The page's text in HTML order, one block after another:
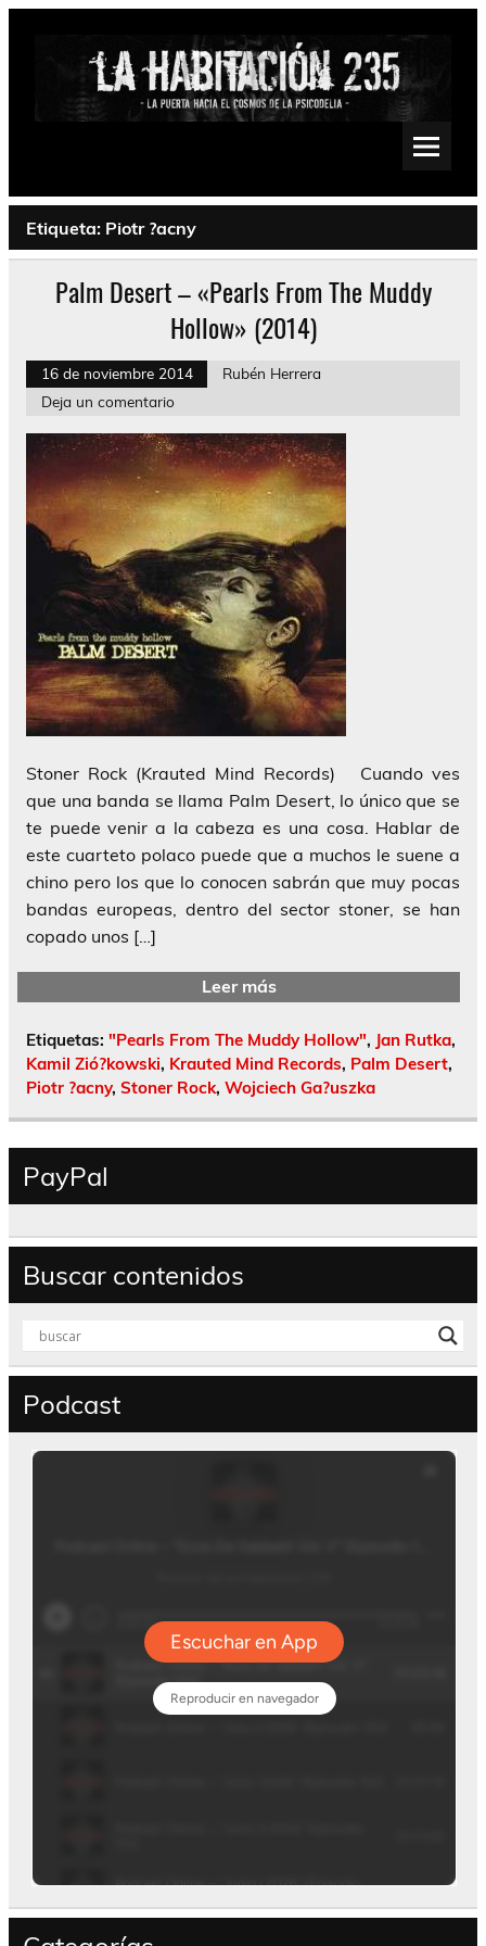
Saltar
Psychedelic, Stoner, Doom, Sludge, Fuzz, Space, Drone
Etiqueta: Piotr ?acny
Palm Desert – «Pearls From The Muddy
Hollow» (2014)
16 de noviembre 2014
Rubén Herrera
Deja un comentario
Stoner Rock (Krauted Mind Records) Cuando ves
que una banda se llama Palm Desert, lo único que se
te puede venir a la cabeza es una cosa. Hablar de
este cuarteto polaco puede que a muchos le suene a
chino pero los que lo conocen sabrán que muy pocas
bandas europeas, dentro del sector stoner, se han
copado unos […]
Leer más
Etiquetas: "Pearls From The Muddy Hollow", Jan Rutka,
Kamil Zió?kowski, Krauted Mind Records, Palm Desert,
Piotr ?acny, Stoner Rock, Wojciech Ga?uszka
PayPal
Buscar contenidos
Podcast